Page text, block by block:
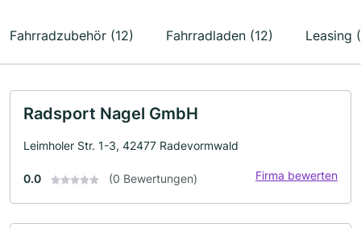
Fahrradzubehör (12) Fahrradladen (12) Leasing
Radsport Nagel GmbH
Leimholer Str. 1-3, 42477 Radevormwald
0.0 (0 Bewertungen) Firma bewerten